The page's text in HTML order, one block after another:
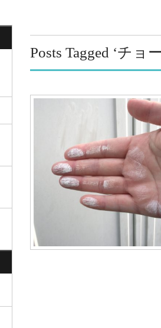
Posts Tagged ‘チョ